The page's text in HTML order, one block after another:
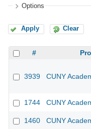
Options
Apply Clear
#
3939 CUNY
1744 CUNY
1460 CUNY